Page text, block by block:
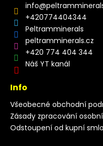
info@
+420774404344
Peltramminerals
peltramminerals.cz
+420 774 404 344
Náš YT kanál
Info
Všeobecné obchodní
Zásady zpracování
Odstoupení od kupní